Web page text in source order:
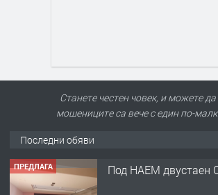
Станете честен човек, и можете
мошениците са вече с един по-
Последни обяви
ПРЕДЛАГА Под НАЕМ двустаен